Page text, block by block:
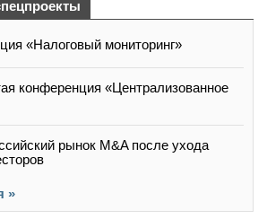
«Налоговый мониторинг»
конференция «Централизованное
рынок M&A после ухода
»